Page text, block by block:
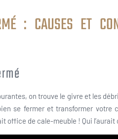
: CAUSES ET
on trouve le givre et les
se fermer et transformer votre
office de cale-meuble ! Qui l’aurait